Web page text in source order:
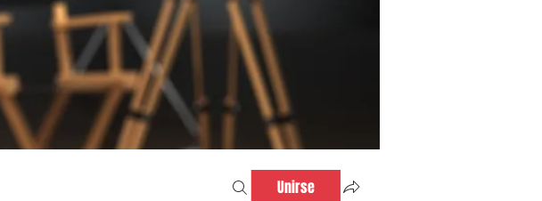
Unirse